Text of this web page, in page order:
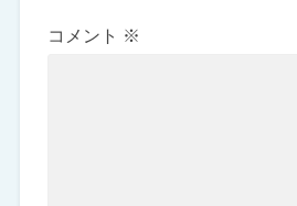
コメント ※